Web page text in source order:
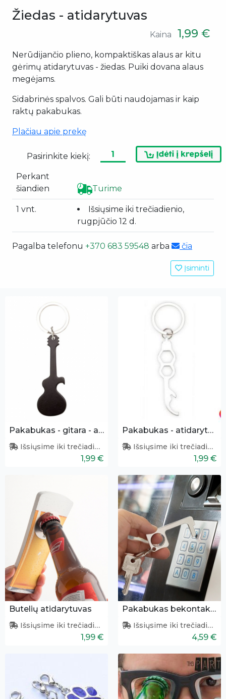
Žiedas - atidarytuvas
Kaina 1,99 €
Nerūdijančio plieno, kompaktiškas alaus ar kitu
gėrimų atidarytuvas - žiedas. Puiki dovana alaus
megėjams.
Sidabrinės spalvos. Gali būti naudojamas ir kaip
raktų pakabukas.
Plačiau apie prekę
Pasirinkite kiekį:
Perkant
šiandien
Turime
1 vnt.
Išsiųsime iki trečiadienio,
rugpjūčio 12 d.
Pagalba telefonu +370 683 59548 arba čia
Įsiminti
Pakabukas - gitara - atidarytuvas
Išsiųsime iki trečiadienio
1,99 €
Pakabukas - atidarytuvas + šešiakampis atsuktuvas
Išsiųsime iki trečiadienio
1,99 €
Butelių atidarytuvas
Išsiųsime iki trečiadienio
1,99 €
Pakabukas bekontakčiam prisilietimui
Išsiųsime iki trečiadienio
4,59 €